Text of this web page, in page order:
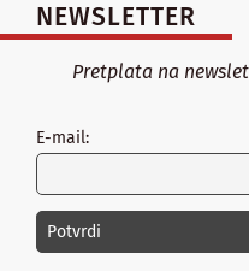
NEWSLETTER
Pretplata na
E-mail: